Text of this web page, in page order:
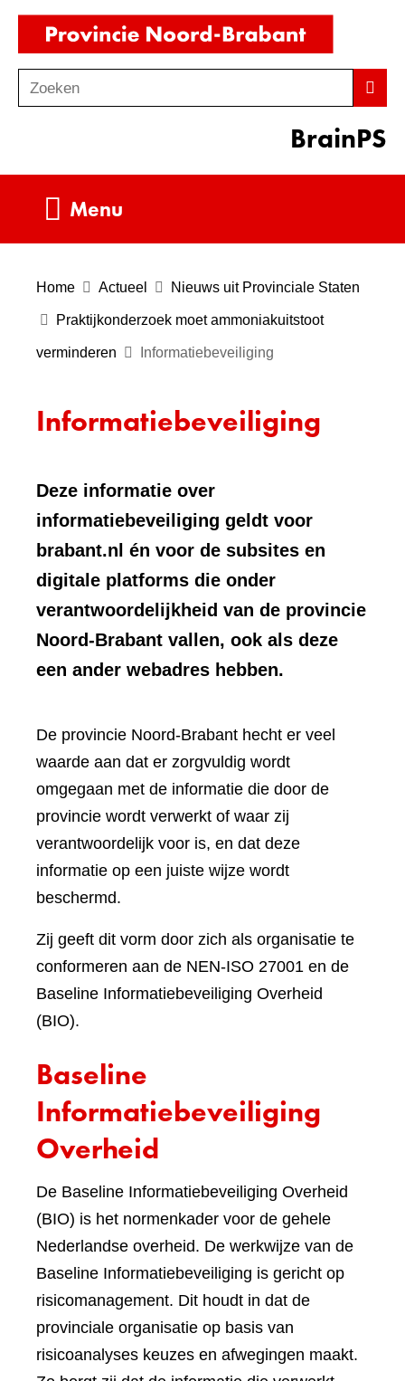
Ga
de
inhoud
o
Zoeken
BrainPS
Menu
Home Actueel Nieuws uit Provinciale Staten
Praktijkonderzoek moet ammoniakuitstoot
verminderen Informatiebeveiliging
Informatiebeveiliging
Deze informatie over
informatiebeveiliging geldt voor
brabant.nl én voor de subsites en
digitale platforms die onder
verantwoordelijkheid van de provincie
Noord-Brabant vallen, ook als deze
een ander webadres hebben.
De provincie Noord-Brabant hecht er veel
waarde aan dat er zorgvuldig wordt
omgegaan met de informatie die door de
provincie wordt verwerkt of waar zij
verantwoordelijk voor is, en dat deze
informatie op een juiste wijze wordt
beschermd.
Zij geeft dit vorm door zich als organisatie te
conformeren aan de NEN-ISO 27001 en de
Baseline Informatiebeveiliging Overheid
(BIO).
Baseline
Informatiebeveiliging
Overheid
De Baseline Informatiebeveiliging Overheid
(BIO) is het normenkader voor de gehele
Nederlandse overheid. De werkwijze van de
Baseline Informatiebeveiliging is gericht op
risicomanagement. Dit houdt in dat de
provinciale organisatie op basis van
risicoanalyses keuzes en afwegingen maakt.